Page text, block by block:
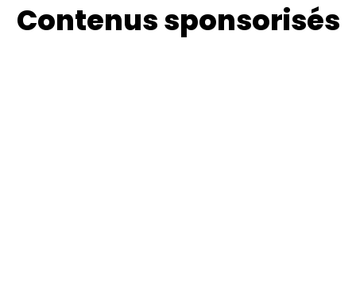
Contenus sponsorisés